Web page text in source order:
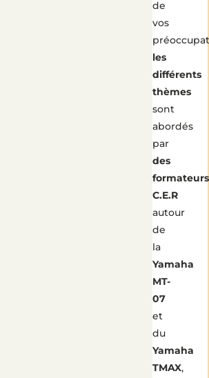
de
vos
les
différents
thèmes
sont
abordés
par
des
formateurs
C.E.R
autour
de
la
Yamaha
MT-
07
et
du
Yamaha
TMAX,